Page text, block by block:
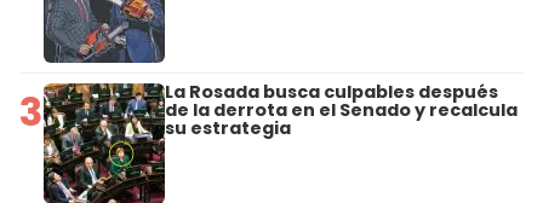
3 La Rosada busca culpables después
de la derrota en el Senado y recalcula
su estrategia